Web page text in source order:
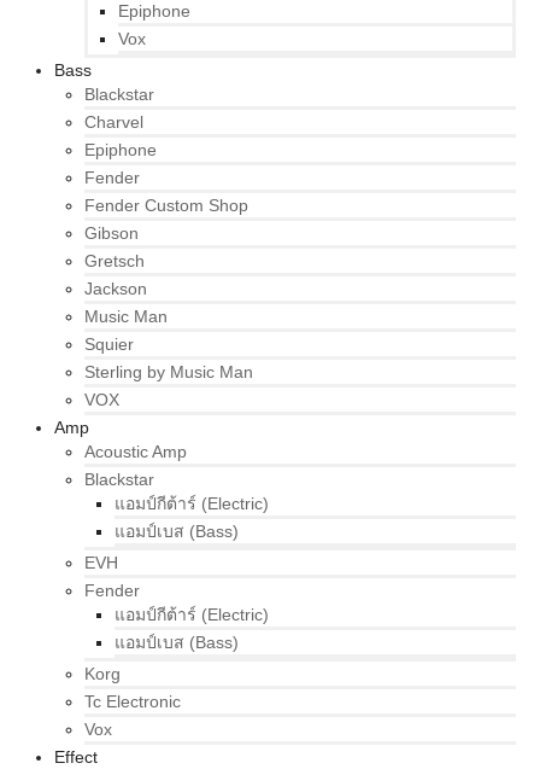
Epiphone
Vox
Bass
Blackstar
Charvel
Epiphone
Fender
Fender Custom Shop
Gibson
Gretsch
Jackson
Music Man
Squier
Sterling by Music Man
VOX
Amp
Acoustic Amp
Blackstar
แอมป์กีต้าร์ (Electric)
แอมป์เบส (Bass)
EVH
Fender
แอมป์กีต้าร์ (Electric)
แอมป์เบส (Bass)
Korg
Tc Electronic
Vox
Effect